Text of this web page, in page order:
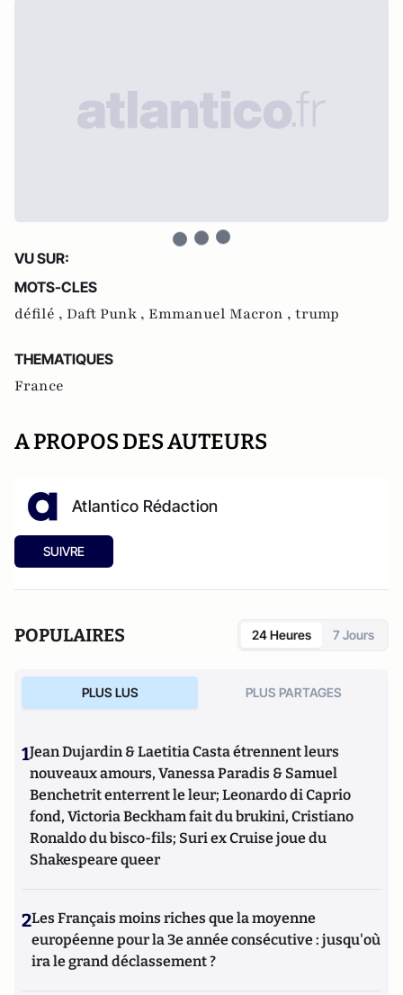
VU SUR:
MOTS-CLES
défilé , Daft Punk , Emmanuel Macron , trump
THEMATIQUES
France
A PROPOS DES AUTEURS
Atlantico Rédaction
SUIVRE
POPULAIRES 24 Heures 7 Jours
PLUS LUS PLUS PARTAGES
1Jean Dujardin & Laetitia Casta étrennent leurs
nouveaux amours, Vanessa Paradis & Samuel
Benchetrit enterrent le leur; Leonardo di Caprio
fond, Victoria Beckham fait du brukini, Cristiano
Ronaldo du bisco-fils; Suri ex Cruise joue du
Shakespeare queer
2Les Français moins riches que la moyenne
européenne pour la 3e année consécutive : jusqu'où
ira le grand déclassement ?